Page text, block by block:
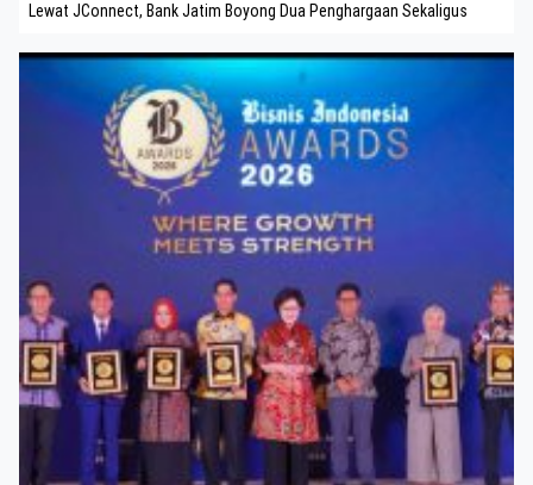
Lewat JConnect, Bank Jatim Boyong Dua Penghargaan Sekaligus